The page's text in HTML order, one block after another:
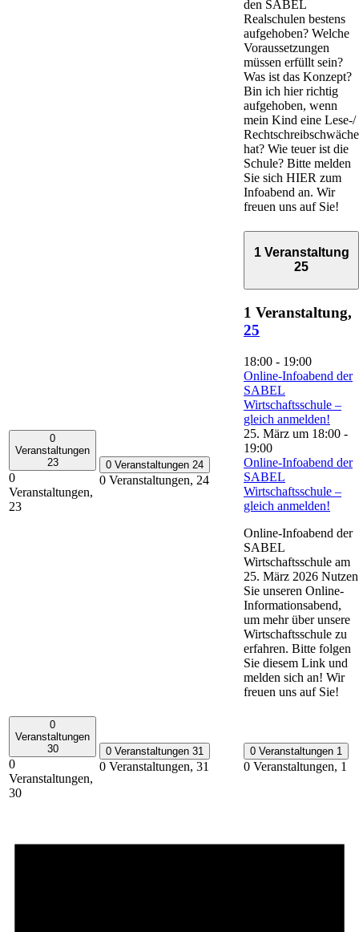
den SABEL
Realschulen bestens
aufgehoben? Welche
Voraussetzungen
müssen erfüllt sein?
Was ist das Konzept?
Bin ich hier richtig
aufgehoben, wenn
mein Kind eine Lese-/
Rechtschreibschwäche
hat? Wie teuer ist die
Schule? Bitte melden
Sie sich HIER zum
Infoabend an. Wir
freuen uns auf Sie!
0
Veranstaltungen
23
0
Veranstaltungen,
23
0 Veranstaltungen 24
0 Veranstaltungen, 24
1 Veranstaltung
25
1 Veranstaltung,
25
18:00 - 19:00
Online-Infoabend der
SABEL
Wirtschaftsschule –
gleich anmelden!
25. März um 18:00 -
19:00
Online-Infoabend der
SABEL
Wirtschaftsschule –
gleich anmelden!
Online-Infoabend der
SABEL
Wirtschaftsschule am
25. März 2026 Nutzen
Sie unseren Online-
Informationsabend,
um mehr über unsere
Wirtschaftsschule zu
erfahren. Bitte folgen
Sie diesem Link und
melden sich an! Wir
freuen uns auf Sie!
0
Veranstaltungen
30
0
Veranstaltungen,
30
0 Veranstaltungen 31
0 Veranstaltungen, 31
0 Veranstaltungen 1
0 Veranstaltungen, 1